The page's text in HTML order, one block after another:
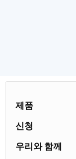
제품
신청
우리와 함께